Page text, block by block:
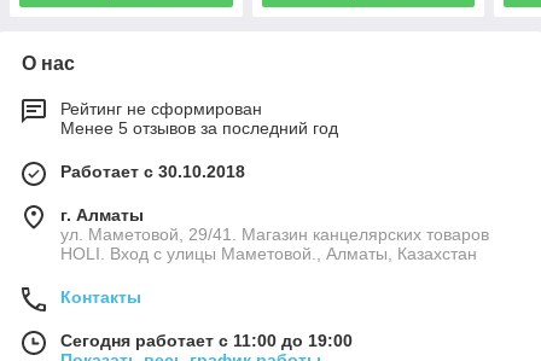
О нас
Рейтинг не сформирован
Менее 5 отзывов за последний год
Работает с 30.10.2018
г. Алматы
ул. Маметовой, 29/41. Магазин канцелярских товаров
HOLI. Вход с улицы Маметовой., Алматы, Казахстан
Контакты
Сегодня работает с 11:00 до 19:00